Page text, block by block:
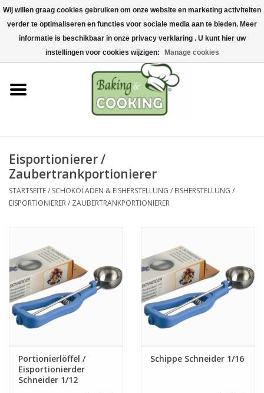
Startseite
Koch-&Backutensilien
Maschinen & Teile
Edelstahl
Hygiene & Lagerung
Aktionen
Eisportionierer /
Zaubertrankportionierer
STARTSEITE/ SCHOKOLADEN & EISHERSTELLUNG / EISHERSTELLUNG /
EISPORTIONIERER / ZAUBERTRANKPORTIONIERER
Portionierlöffel /
Eisportionierder
Schneider 1/12
Schippe Schneider 1/16
Wij willen graag cookies gebruiken om onze website en marketing activiteiten
verder te optimaliseren en functies voor sociale media aan te bieden. Meer
informatie is beschikbaar in onze privacy verklaring . U kunt hier uw
instellingen voor cookies wijzigen:
Manage cookies